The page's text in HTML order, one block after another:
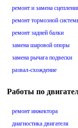
ремонт и замена
ремонт тормозной
ремонт задней балки
замена шаровой опоры
замена рычага подвески
развал-схождение
Работы по
ремонт инжектора
диагностика двигателя